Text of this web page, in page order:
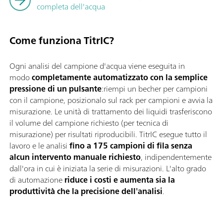
completa dell'acqua
Come funziona TitrIC?
Ogni analisi del campione d'acqua viene eseguita in
modocompletamente automatizzato con la semplice
pressione di un pulsante:riempi un becher per campioni
con il campione, posizionalo sul rack per campioni e avvia la
misurazione. Le unità di trattamento dei liquidi trasferiscono
il volume del campione richiesto (per tecnica di
misurazione) per risultati riproducibili. TitrIC esegue tutto il
lavoro e le analisifino a 175 campioni di fila senza
alcun intervento manuale richiesto, indipendentemente
dall'ora in cui è iniziata la serie di misurazioni. L'alto grado
di automazioneriduce i costi e aumenta sia la
produttività che la precisione dell'analisi.